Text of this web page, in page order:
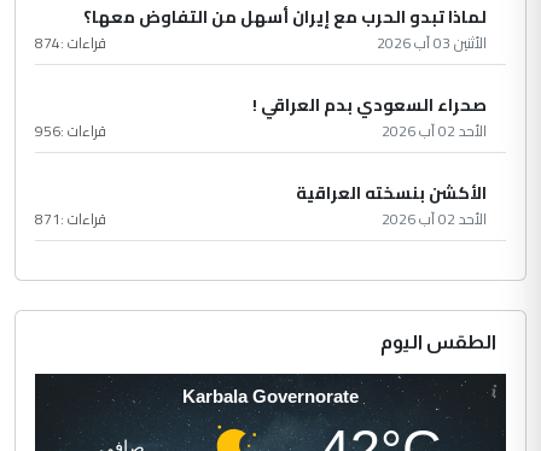
لماذا تبدو الحرب مع إيران أسهل من التفاوض معها؟
الأثنين 03 آب 2026 قراءات :874
صحراء السعودي بدم العراقي !
الأحد 02 آب 2026 قراءات :956
الأكشن بنسخته العراقية
الأحد 02 آب 2026 قراءات :871
الطقس اليوم
Karbala Governorate